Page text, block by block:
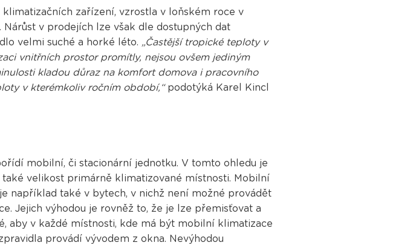
zařízení, vzrostla v loňském roce v
v prodejích lze však dle dostupných dat
velmi suché a horké léto. „Častější tropické teploty v
vnitřních prostor promítly, nejsou ovšem jediným
kladou důraz na komfort domova i pracovního
v kterémkoliv ročním období,“podotýká Karel Kincl
mobilní, či stacionární jednotku. V tomto ohledu je
velikost primárně klimatizované místnosti. Mobilní
například také v bytech, v nichž není možné provádět
Jejich výhodou je rovněž to, že je lze přemisťovat a
aby v každé místnosti, kde má být mobilní klimatizace
provádí vývodem z okna. Nevýhodou